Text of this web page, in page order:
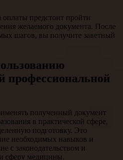
оплаты предстоит пройти
желаемого документа. После
шагов, вы получите заветный
профессиональной
полученный документ
в практической сфере,
подготовку. Это
необходимых навыков и
с законодательством и
сферу медицины.